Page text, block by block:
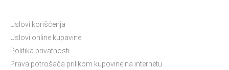
Uslovi korišćenja
Uslovi online kupavine
Politika privatnosti
Prava potrošača prilikom kupovine na internetu